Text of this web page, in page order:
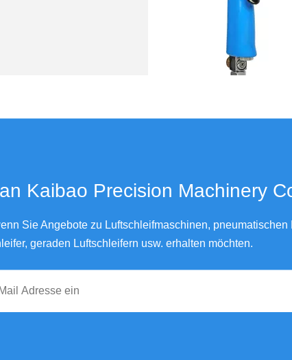
Professioneller Luft-Schwingschleifer mit
Kaibao Precision Machinery
Sie Angebote zu Luftschleifmaschinen, pneumatischen
geraden Luftschleifern usw. erhalten möchten.